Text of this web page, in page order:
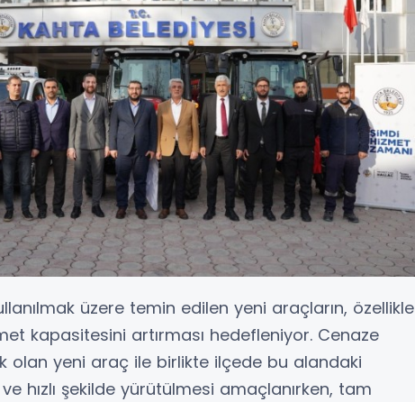
üzere temin edilen yeni araçların, özellikle
kapasitesini artırması hedefleniyor. Cenaze
olan yeni araç ile birlikte ilçede bu alandaki
hızlı şekilde yürütülmesi amaçlanırken, tam